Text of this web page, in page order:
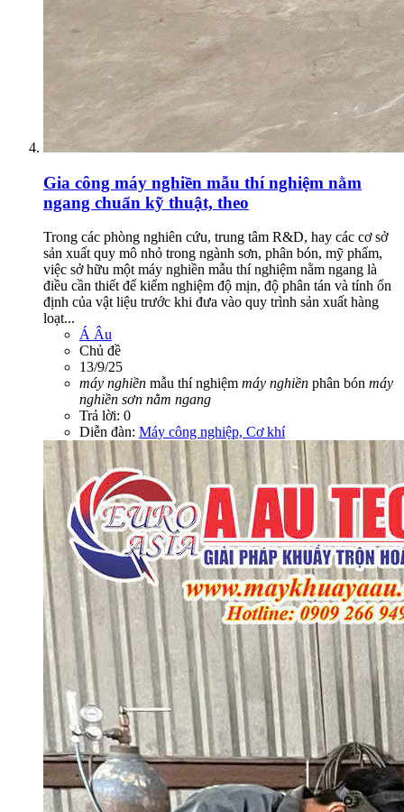
Gia công máy nghiền mẫu thí nghiệm nằm
ngang chuẩn kỹ thuật, theo
Trong các phòng nghiên cứu, trung tâm R&D, hay các cơ sở
sản xuất quy mô nhỏ trong ngành sơn, phân bón, mỹ phẩm,
việc sở hữu một máy nghiền mẫu thí nghiệm nằm ngang là
điều cần thiết để kiểm nghiệm độ mịn, độ phân tán và tính ổn
định của vật liệu trước khi đưa vào quy trình sản xuất hàng
loạt...
Á Âu
Chủ đề
13/9/25
máy nghiền mẫu thí nghiệm máy nghiền phân bón máy
nghiền sơn nằm ngang
Trả lời: 0
Diễn đàn: Máy công nghiệp, Cơ khí